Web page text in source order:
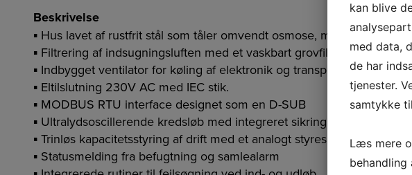
Beskrivelse
▪ Hus lavet af rustfrit stål som tåler omvendt osmose, med aftagelig
▪ Filtrering af indsugningsluften med et vaskbart grovfilter
▪ Indbygget ventilator for køling af elektronik og transport af
▪ Eltilslutning 230V AC med IEC stik.
▪ MODBUS RTU interface designet som en D-SUB
▪ Ultralydsoscillerende kredsløb med integreret sikring og
▪ Trinløs kapacitetsstyring af drift med et analogt styresignal
▪ Statusmelding fra befugtning og samlealarm
kan blive
med data,
de har
tjenester.
samtykke
Læs mere
behandling